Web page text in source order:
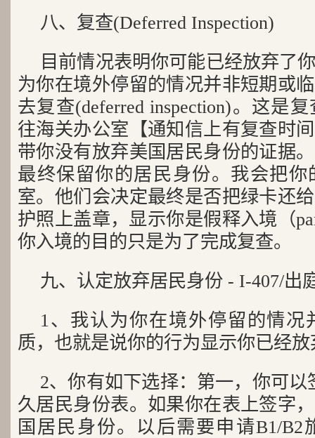
八、复查(Deferred Inspection)
目前情况表明你可能已经放弃了
为你在境外停留的情况并非短期或
去复查(deferred inspection)。这是
往海关办公室【通知信上有复查时
带你没有放弃美国居民身份的证据
最终保留你的居民身份。我会把
室。他们会决定最终是否把绿卡还
护照上盖章，显示你是假释入境（
你入境的目的只是为了完成复查。
九、认定放弃居民身份 - I-407/出
1、我认为你在境外停留的情况
质，也就是说你的行为显示你已经
2、你有如下选择：第一，你可以
久居民身份表。如果你在表上签字
国居民身份。以后需要申请B1/B2